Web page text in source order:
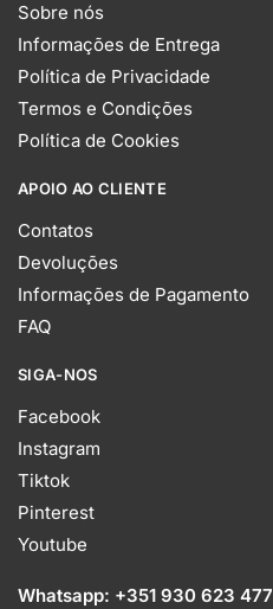
Sobre nós
Informações de Entrega
Política de Privacidade
Termos e Condições
Política de Cookies
APOIO AO CLIENTE
Contatos
Devoluções
Informações de Pagamento
FAQ
SIGA-NOS
Facebook
Instagram
Tiktok
Pinterest
Youtube
Whatsapp: +351 930 623 477